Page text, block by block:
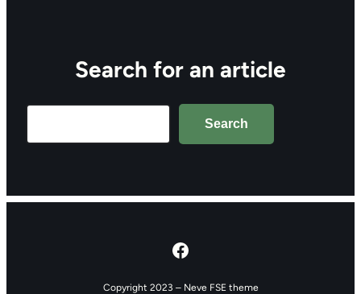
Search for an article
Search
Facebook
Copyright 2023 – Neve FSE theme